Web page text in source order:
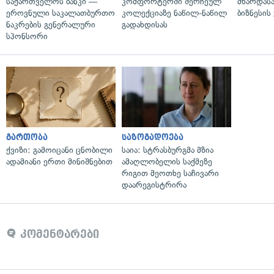
ეროვნული საკალათბურთო
ნაკრების გენერალური
სპონსორი
კოლექციაზე ნაწილ-ნაწილ
გადახდისას
გართობა
ქვიზი: გამოიცანი ცნობილი
ადამიანი ერთი მინიშნებით
საზოგადოება
საია: სტრასბურგმა მზია
ამაღლობელის საქმეზე
რიგით მეოთხე საჩივარი
დაარეგისტრირა
კომენტარები